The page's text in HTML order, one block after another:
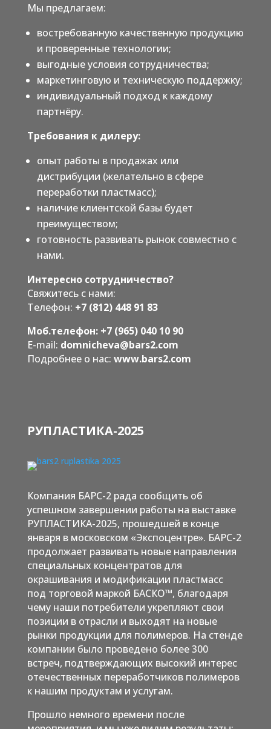
Мы предлагаем:
востребованную качественную продукцию
и проверенные технологии;
выгодные условия сотрудничества;
маркетинговую и техническую поддержку;
индивидуальный подход к каждому
партнёру.
Требования к дилеру:
опыт работы в продажах или
дистрибуции (желательно в сфере
переработки пластмасс);
наличие клиентской базы будет
преимуществом;
готовность развивать рынок совместно с
нами.
Интересно сотрудничество?
Свяжитесь с нами:
Телефон: +7 (812) 448 91 83
Моб.телефон: +7 (965) 040 10 90
E-mail: domnicheva@bars2.com
Подробнее о нас: www.bars2.com
РУПЛАСТИКА-2025
Компания БАРС-2 рада сообщить об
успешном завершении работы на выставке
РУПЛАСТИКА-2025, прошедшей в конце
января в московском «Экспоцентре». БАРС-2
продолжает развивать новые направления
специальных концентратов для
окрашивания и модификации пластмасс
под торговой маркой БАСКО™, благодаря
чему наши потребители укрепляют свои
позиции в отрасли и выходят на новые
рынки продукции для полимеров. На стенде
компании было проведено более 300
встреч, подтверждающих высокий интерес
отечественных переработчиков полимеров
к нашим продуктам и услугам.
Прошло немного времени после